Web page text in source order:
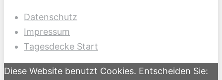
Datenschutz
Impressum
Tagesdecke Start
Diese Website benutzt Cookies. Entscheiden Sie: